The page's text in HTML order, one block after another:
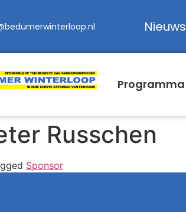
Nieuws
Programma
Russchen
Sponsor